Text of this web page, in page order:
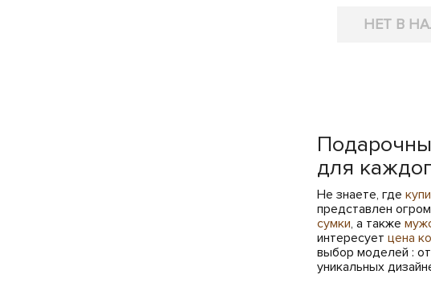
НЕТ В
для
Не знаете, где
представлен
сумки, а также
интересует цена
выбор моделей :
уникальных